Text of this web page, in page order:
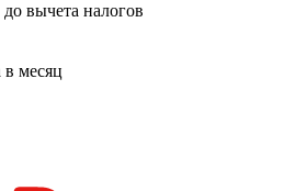
до вычета налогов
месяц